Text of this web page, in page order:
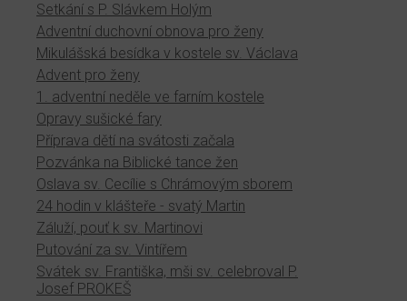
Setkání s P. Slávkem Holým
Adventní duchovní obnova pro ženy
Mikulášská besídka v kostele sv. Václava
Advent pro ženy
1. adventní neděle ve farním kostele
Opravy sušické fary
Příprava dětí na svátosti začala
Pozvánka na Biblické tance žen
Oslava sv. Cecílie s Chrámovým sborem
24 hodin v klášteře - svatý Martin
Záluží, pouť k sv. Martinovi
Putování za sv. Vintířem
Svátek sv. Františka, mši sv. celebroval P.
Josef PROKEŠ